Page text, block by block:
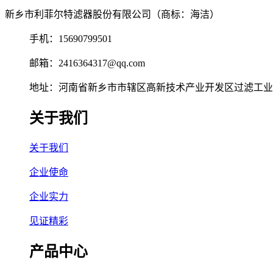
新乡市利菲尔特滤器股份有限公司（商标：海洁）
手机：15690799501
邮箱：2416364317@qq.com
地址：河南省新乡市市辖区高新技术产业开发区过滤工
关于我们
关于我们
企业使命
企业实力
见证精彩
产品中心